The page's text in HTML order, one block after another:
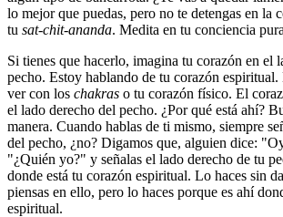
lo mejor que puedas, pero no te detengas en la
tu sat-chit-ananda. Medita en tu conciencia
Si tienes que hacerlo, imagina tu corazón en el
pecho. Estoy hablando de tu corazón
ver con los chakras o tu corazón físico. El
el lado derecho del pecho. ¿Por qué está ahí?
manera. Cuando hablas de ti mismo, siempre
del pecho, ¿no? Digamos que, alguien dice:
"¿Quién yo?" y señalas el lado derecho de tu
donde está tu corazón espiritual. Lo haces sin
piensas en ello, pero lo haces porque es ahí
espiritual.